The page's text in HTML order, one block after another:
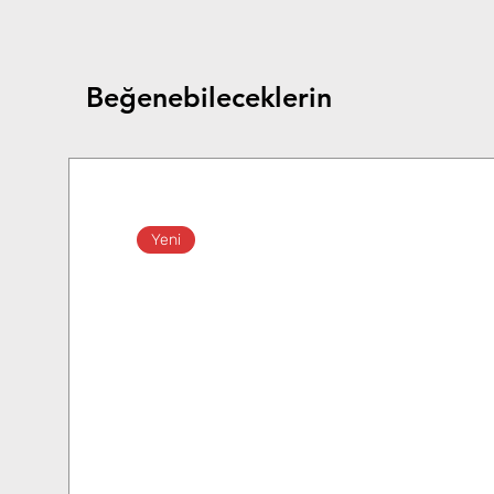
Beğenebileceklerin
Yeni